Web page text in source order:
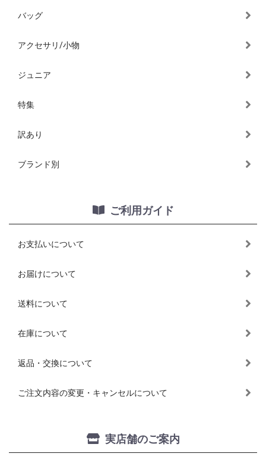
バッグ
アクセサリ/小物
ジュニア
特集
訳あり
ブランド別
ご利用ガイド
お支払いについて
お届けについて
送料について
在庫について
返品・交換について
ご注文内容の変更・キャンセルについて
実店舗のご案内